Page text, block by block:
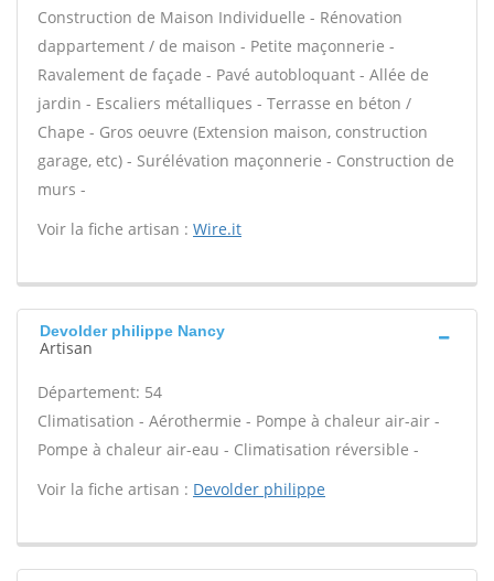
Construction de Maison Individuelle - Rénovation
dappartement / de maison - Petite maçonnerie -
Ravalement de façade - Pavé autobloquant - Allée de
jardin - Escaliers métalliques - Terrasse en béton /
Chape - Gros oeuvre (Extension maison, construction
garage, etc) - Surélévation maçonnerie - Construction de
murs -
Voir la fiche artisan : Wire.it
Devolder philippe Nancy
Artisan
Département: 54
Climatisation - Aérothermie - Pompe à chaleur air-air -
Pompe à chaleur air-eau - Climatisation réversible -
Voir la fiche artisan : Devolder philippe